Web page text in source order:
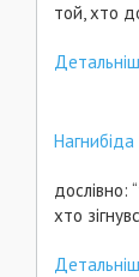
той, хто
Нагнибіда
дослівно:
хто